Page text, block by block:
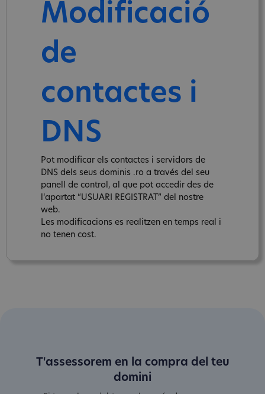
Modificació
de
contactes i
DNS
Pot modificar els contactes i servidors de
DNS dels seus dominis .ro a través del seu
panell de control, al que pot accedir des de
l‘apartat “USUARI REGISTRAT” del nostre
web.
Les modificacions es realitzen en temps real i
no tenen cost.
T'assessorem en la compra del teu
domini